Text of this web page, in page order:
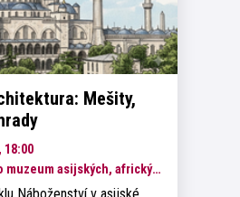
Mešity,
18:00
asijských, afrických a amerických kultur